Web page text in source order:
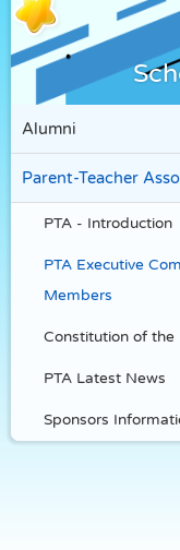
Alumni
Parent-Teacher
PTA - Introduction
PTA Executive
Members
Constitution of the
PTA Latest News
Sponsors